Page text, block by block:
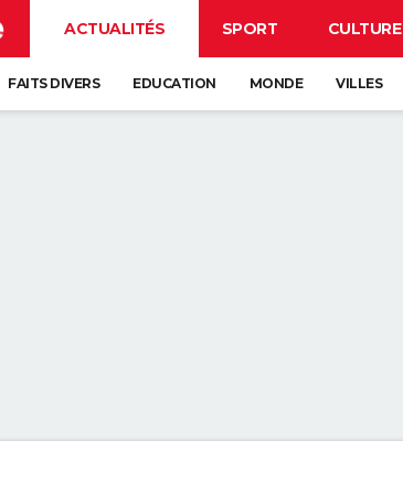
ACTUALITÉS SPORT CULTURE
FAITS DIVERS EDUCATION MONDE VILLES